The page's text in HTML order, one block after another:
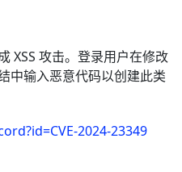
XSS 攻击。登录用户在修改
中输入恶意代码以创建此类
2024-23349